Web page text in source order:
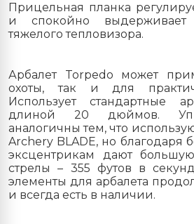
Прицельная планка
и спокойно выдерживает
тяжелого тепловизора.
Арбалет Torpedo может
охоты, так и для
Использует стандартные
длиной 20 дюймов.
аналогичны тем, что
Archery BLADE, но благодаря
эксцентрикам дают
стрелы – 355 футов в
элементы для арбалета
и всегда есть в наличии.